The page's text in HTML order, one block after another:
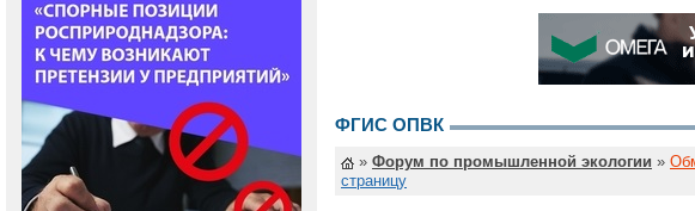
ФГИС ОПВК
» Форум по промышленной экологии »
страницу